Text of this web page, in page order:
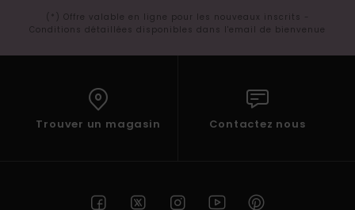
(*) Offre valable en ligne pour les nouveaux inscrits -
Conditions détaillées disponibles dans l'email de bienvenue
Trouver un magasin Contactez nous